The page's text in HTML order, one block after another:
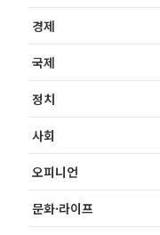
경제
국제
정치
사회
오피니언
문화·라이프